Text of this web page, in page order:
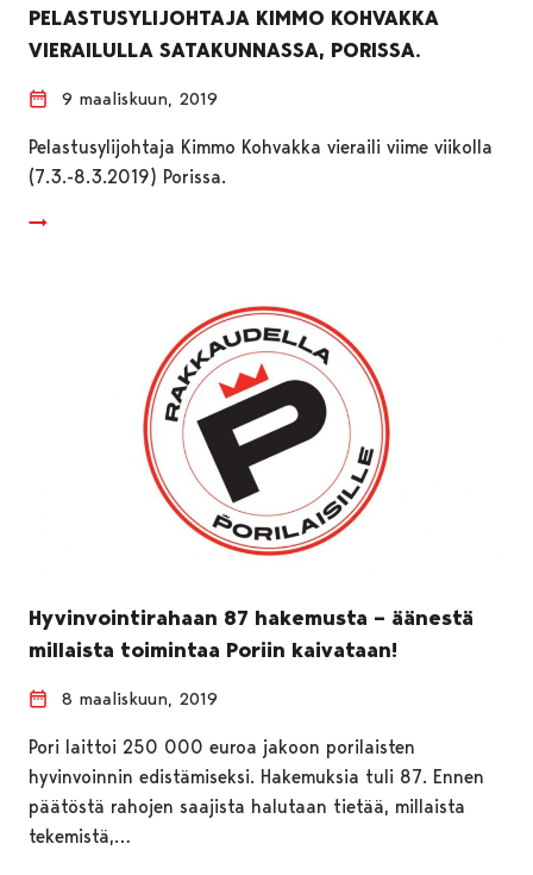
PELASTUSYLIJOHTAJA KIMMO KOHVAKKA
VIERAILULLA SATAKUNNASSA, PORISSA.
9 maaliskuun, 2019
Pelastusylijohtaja Kimmo Kohvakka vieraili viime viikolla
(7.3.-8.3.2019) Porissa.
Hyvinvointirahaan 87 hakemusta – äänestä
millaista toimintaa Poriin kaivataan!
8 maaliskuun, 2019
Pori laittoi 250 000 euroa jakoon porilaisten
hyvinvoinnin edistämiseksi. Hakemuksia tuli 87. Ennen
päätöstä rahojen saajista halutaan tietää, millaista
tekemistä,…